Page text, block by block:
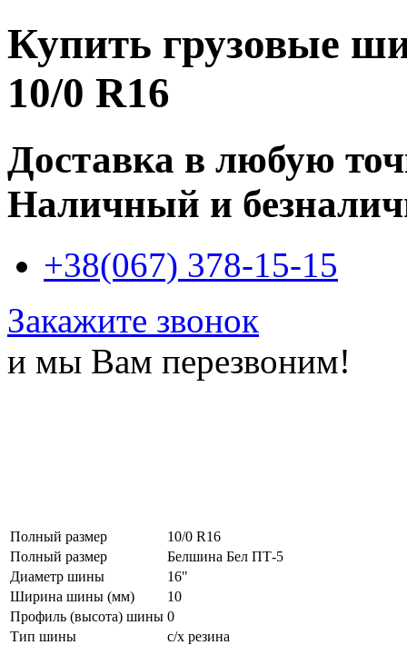
Купить грузовые
10/0 R16
Доставка в любую
Наличный и
+38(067) 378-15-15
Закажите звонок
и мы Вам перезвоним!
Полный размер
10/0 R16
Полный размер
Белшина Бел ПТ-5
Диаметр шины
16"
Ширина шины (мм)
10
Профиль (высота) шины 0
Тип шины
с/х резина